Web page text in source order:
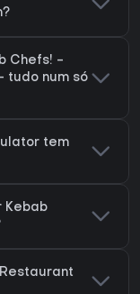
Chefs! -
tudo num só
tem
Kebab